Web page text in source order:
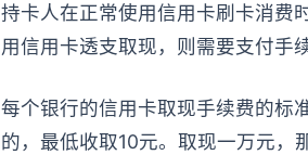
持卡人在正常使用信用卡刷卡消费
用信用卡透支取现，则需要支付手
每个银行的信用卡取现手续费的标
的，最低收取10元。取现一万元，